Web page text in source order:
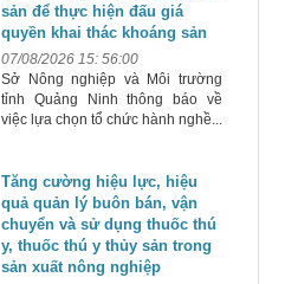
sản để thực hiện đấu giá
quyền khai thác khoáng sản
07/08/2026 15: 56:00
Sở Nông nghiệp và Môi trường
tỉnh Quảng Ninh thông báo về
việc lựa chọn tổ chức hành nghề...
Tăng cường hiệu lực, hiệu
quả quản lý buôn bán, vận
chuyển và sử dụng thuốc thú
y, thuốc thú y thủy sản trong
sản xuất nông nghiệp